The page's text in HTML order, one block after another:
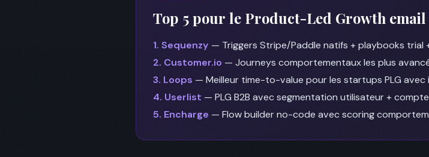
Top 5 pour le Product-Led Growth email
1. Sequenzy — Triggers Stripe/Paddle natifs + playbooks trial
2. Customer.io — Journeys comportementaux les plus
3. Loops — Meilleur time-to-value pour les startups PLG
4. Userlist — PLG B2B avec segmentation utilisateur +
5. Encharge — Flow builder no-code avec scoring